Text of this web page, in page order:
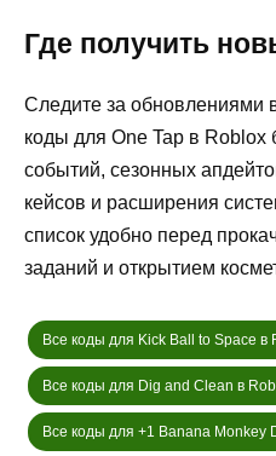
Где получить
Следите за обновлениями
коды для One Tap в Roblox
событий, сезонных
кейсов и расширения
список удобно перед
заданий и открытием
Все коды для Kick Ball to Space в
Все коды для Dig and Clean в
Все коды для +1 Banana Monkey